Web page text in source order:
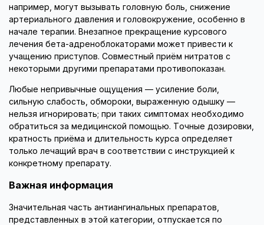
например, могут вызывать головную боль, снижение
артериального давления и головокружение, особенно в
начале терапии. Внезапное прекращение курсового
лечения бета-адреноблокаторами может привести к
учащению приступов. Совместный приём нитратов с
некоторыми другими препаратами противопоказан.
Любые непривычные ощущения — усиление боли,
сильную слабость, обмороки, выраженную одышку —
нельзя игнорировать; при таких симптомах необходимо
обратиться за медицинской помощью. Точные дозировки,
кратность приёма и длительность курса определяет
только лечащий врач в соответствии с инструкцией к
конкретному препарату.
Важная информация
Значительная часть антиангинальных препаратов,
представленных в этой категории, отпускается по